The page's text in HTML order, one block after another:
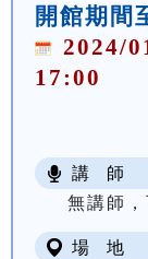
開館期間
2024/
17:00
講 師
無講師
場 地